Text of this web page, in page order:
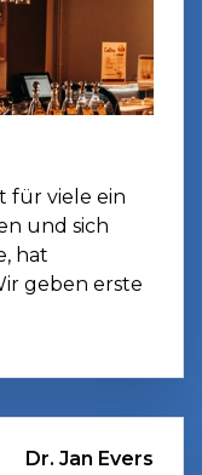
für viele ein
und sich
hat
geben erste
Dr. Jan Evers